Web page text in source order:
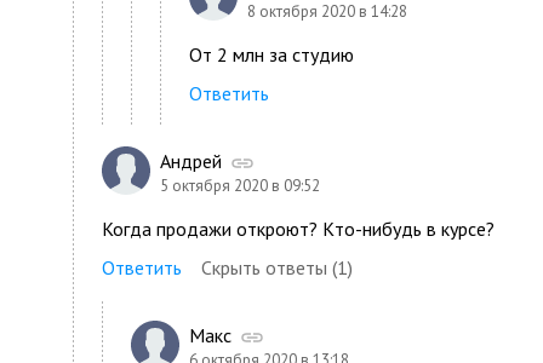
8 октября 2020 в 14:28
От 2 млн за студию
Ответить
Андрей
5 октября 2020 в 09:52
Когда продажи откроют? Кто-нибудь в курсе?
Ответить
Скрыть ответы (1)
Макс